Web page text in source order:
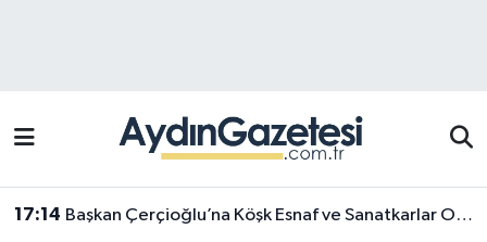
17:14 Başkan Çerçioğlu’na Köşk Esnaf ve Sanatkarlar Odası’ndan ziyaret
Efeler Trafik Yoğunluk Haritası
Süper Lig Puan Durumu ve Fikstür